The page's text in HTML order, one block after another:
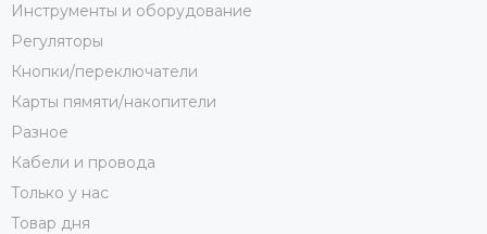
Инструменты и оборудование
Регуляторы
Кнопки/переключатели
Карты пямяти/накопители
Разное
Кабели и провода
Только у нас
Товар дня